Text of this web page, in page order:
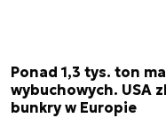
Ponad 1,3 tys. ton
wybuchowych. USA
bunkry w Europie